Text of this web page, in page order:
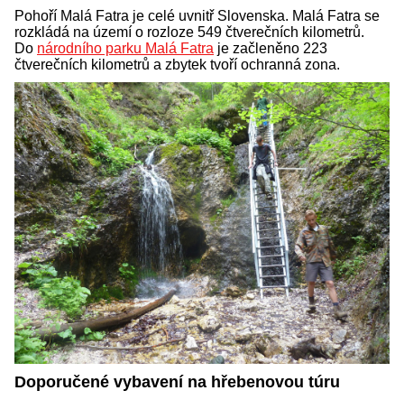
Pohoří Malá Fatra je celé uvnitř Slovenska. Malá Fatra se
rozkládá na území o rozloze 549 čtverečních kilometrů.
Do národního parku Malá Fatra je začleněno 223
čtverečních kilometrů a zbytek tvoří ochranná zona.
Doporučené vybavení na hřebenovou túru